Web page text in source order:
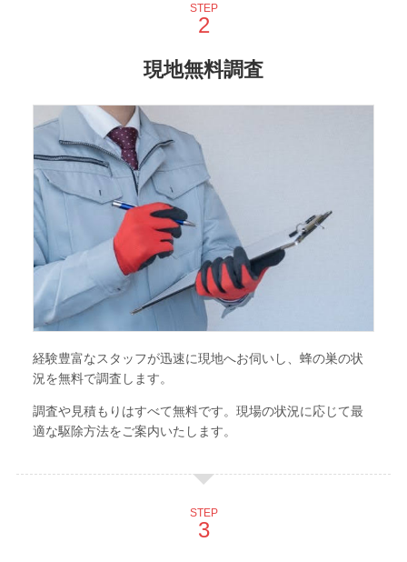
STEP
現地無料調査
経験豊富なスタッフが迅速に現地へお伺いし、蜂の巣の状
況を無料で調査します。
調査や見積もりはすべて無料です。現場の状況に応じて最
適な駆除方法をご案内いたします。
STEP